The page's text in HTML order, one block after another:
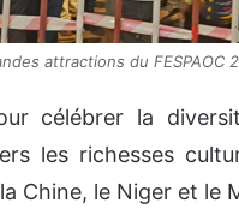
attractions du FESPAOC
célébrer la
les richesses
Chine, le Niger et le